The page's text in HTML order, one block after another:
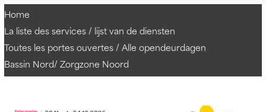
Home
La liste des services / lijst van de diensten
Toutes les portes ouvertes / Alle opendeurdagen
Bassin Nord/ Zorgzone Noord